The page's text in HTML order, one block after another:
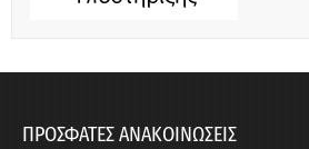
ΠΡΟΣΦΑΤΕΣ ΑΝΑΚΟΙΝΩΣΕΙΣ